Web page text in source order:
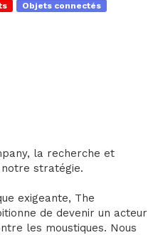
Objets connectés
la recherche et
stratégie.
exigeante, The
de devenir un acteur
les moustiques. Nous